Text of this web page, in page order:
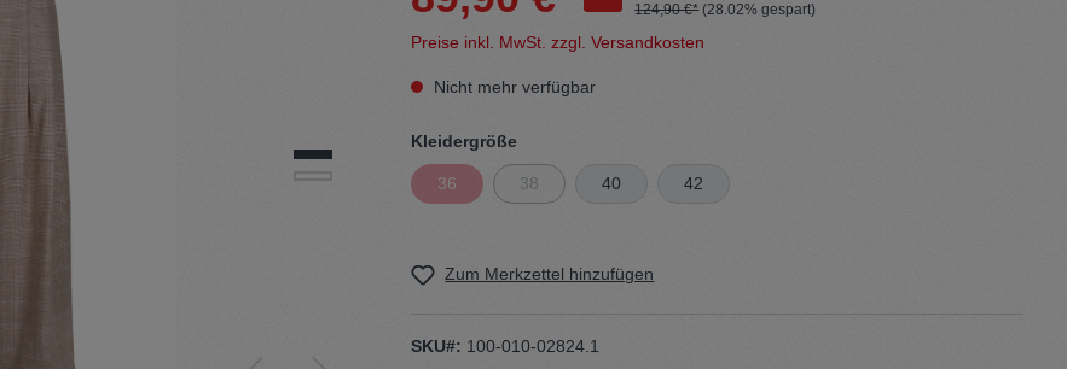
Sweater
Schale
124,90 €* (28.02% gespart)
Preise inkl. MwSt. zzgl. Versandkosten
Nicht mehr verfügbar
Kleidergröße
36 38 40 42
Zum Merkzettel hinzufügen
SKU#: 100-010-02824.1